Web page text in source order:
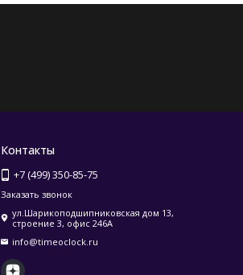
Контакты
+7 (499) 350-85-75
Заказать звонок
ул.Шарикоподшипниковская дом 13,
строение 3, офис 246А
info@timeoclock.ru